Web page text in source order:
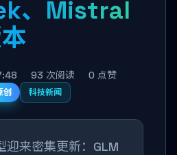
、Mistral
93 次阅读
0 点赞
创 科技新闻
迎来密集更新：GLM